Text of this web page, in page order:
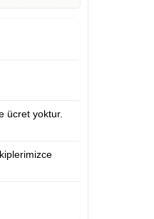
ücret yoktur.